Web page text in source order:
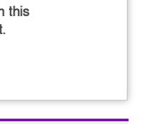
this